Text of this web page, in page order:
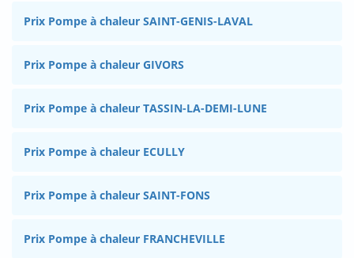
Prix Pompe à chaleur SAINT-GENIS-LAVAL
Prix Pompe à chaleur GIVORS
Prix Pompe à chaleur TASSIN-LA-DEMI-LUNE
Prix Pompe à chaleur ECULLY
Prix Pompe à chaleur SAINT-FONS
Prix Pompe à chaleur FRANCHEVILLE